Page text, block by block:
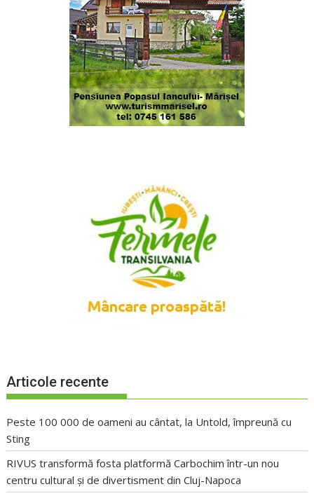
Articole recente
Peste 100 000 de oameni au cântat, la Untold, împreună cu
Sting
RIVUS transformă fosta platformă Carbochim într-un nou
centru cultural și de divertisment din Cluj-Napoca